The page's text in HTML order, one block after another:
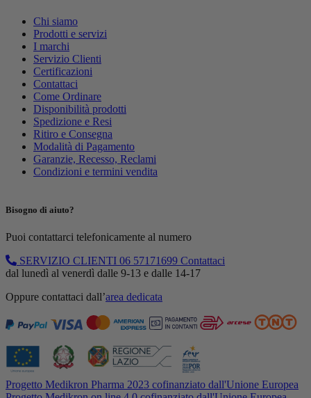
Chi siamo
Prodotti e servizi
I marchi
Servizio Clienti
Certificazioni
Contattaci
Come Ordinare
Disponibilità prodotti
Spedizione e Resi
Ritiro e Consegna
Modalità di Pagamento
Garanzie, Recesso, Reclami
Condizioni e termini vendita
Bisogno di aiuto?
Puoi contattarci telefonicamente al numero
SERVIZIO CLIENTI 06 57171699 Contattaci
dal lunedì al venerdì dalle 9-13 e dalle 14-17
Oppure contattaci dall’area dedicata
Progetto Medikron Pharma 2023 cofinanziato dall'Unione Europea